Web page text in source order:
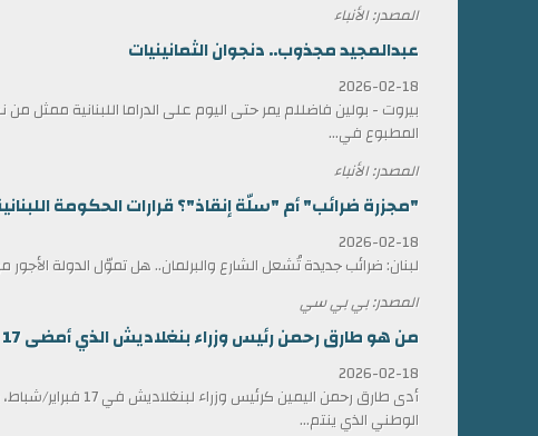
المصدر: الأنباء
عبدالمجيد مجذوب.. دنجوان الثمانينيات
2026-02-18
بيروت - بولين فاضللم يمر حتى اليوم على الدراما اللبنانية
المطبوع في...
المصدر: الأنباء
"مجزرة ضرائب" أم "سلّة إنقاذ"؟ قرارات الحكومة
2026-02-18
لبنان: ضرائب جديدة تُشعل الشارع والبرلمان.. هل تموّل الدولة الأجور
المصدر: بي بي سي
من هو طارق رحمن رئيس وزراء بنغلاديش الذي أمضى 17 عاماً في المنفى؟
2026-02-18
أدى طارق رحمن اليمين كرئيس
الوطني الذي ينتم...